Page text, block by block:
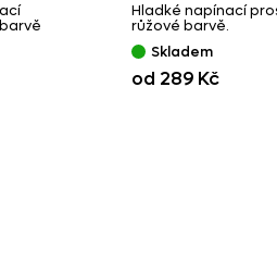
Hladké napínací
růžové barvě.
Skladem
od 289 Kč